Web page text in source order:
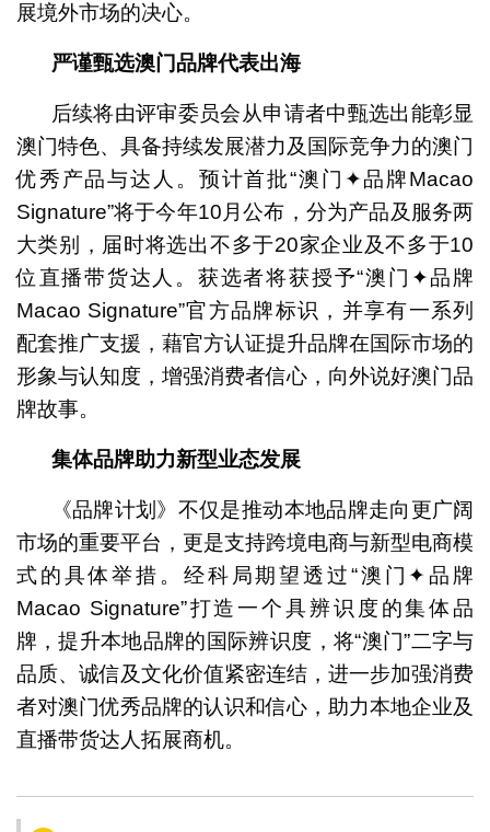
展境外市场的决心。
严谨甄选澳门品牌代表出海
后续将由评审委员会从申请者中甄选出能彰显
澳门特色、具备持续发展潜力及国际竞争力的澳门
优秀产品与达人。预计首批“澳门✦品牌Macao
Signature”将于今年10月公布，分为产品及服务两
大类别，届时将选出不多于20家企业及不多于10
位直播带货达人。获选者将获授予“澳门✦品牌
Macao Signature”官方品牌标识，并享有一系列
配套推广支援，藉官方认证提升品牌在国际市场的
形象与认知度，增强消费者信心，向外说好澳门品
牌故事。
集体品牌助力新型业态发展
《品牌计划》不仅是推动本地品牌走向更广阔
市场的重要平台，更是支持跨境电商与新型电商模
式的具体举措。经科局期望透过“澳门✦品牌
Macao Signature”打造一个具辨识度的集体品
牌，提升本地品牌的国际辨识度，将“澳门”二字与
品质、诚信及文化价值紧密连结，进一步加强消费
者对澳门优秀品牌的认识和信心，助力本地企业及
直播带货达人拓展商机。